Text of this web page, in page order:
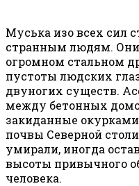
Муська изо всех сил
странным людям.
огромном стальном
пустоты людских
двуногих существ.
между бетонных
закиданные
почвы Северной
умирали, иногда
высоты привычного
человека.